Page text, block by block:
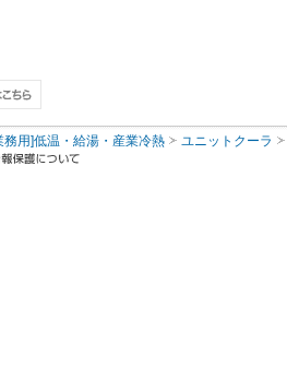
務用]低温・給湯・産業冷熱 ユニットクーラ